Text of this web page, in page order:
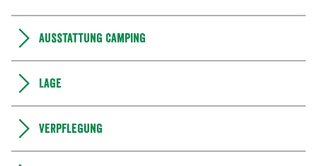
Ausstattung Camping
Lage
Verpflegung